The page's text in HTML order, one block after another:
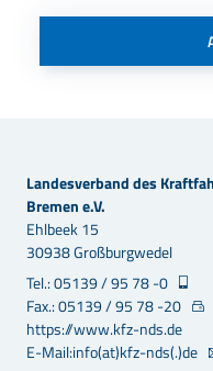
Landesverband des
Bremen e.V.
Ehlbeek 15
30938 Großburgwedel
Tel.: 05139 / 95 78 -0
Fax.: 05139 / 95 78 -20
https://www.kfz-nds.de
E-Mail:info(at)kfz-nds(.)de